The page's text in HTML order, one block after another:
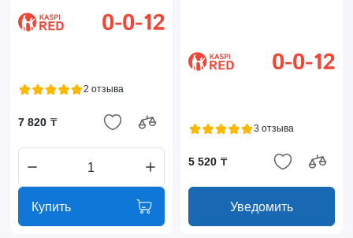
2 отзыва
7 820 ₸
Купить
3 отзыва
5 520 ₸
Уведомить